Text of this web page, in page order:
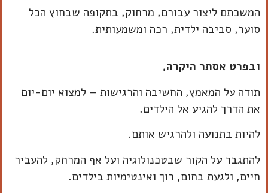
המשכתם ליצור עבורם, מרחוק, בתקופה שבחוץ הכל
סוער, סביבה ילדית, רכה ומשמעותית.
ובפרט אסתר היקרה,
תודה על המאמץ, החשיבה והרגישות – למצוא יום-יום
את הדרך להגיע אל הילדים.
להיות בתנועה ולהרגיש אותם.
להתגבר על הקור שבטכנולוגיה ועל אף המרחק, להעביר
חיים, ולגעת בחום, רוך ואינטימיות בילדים.